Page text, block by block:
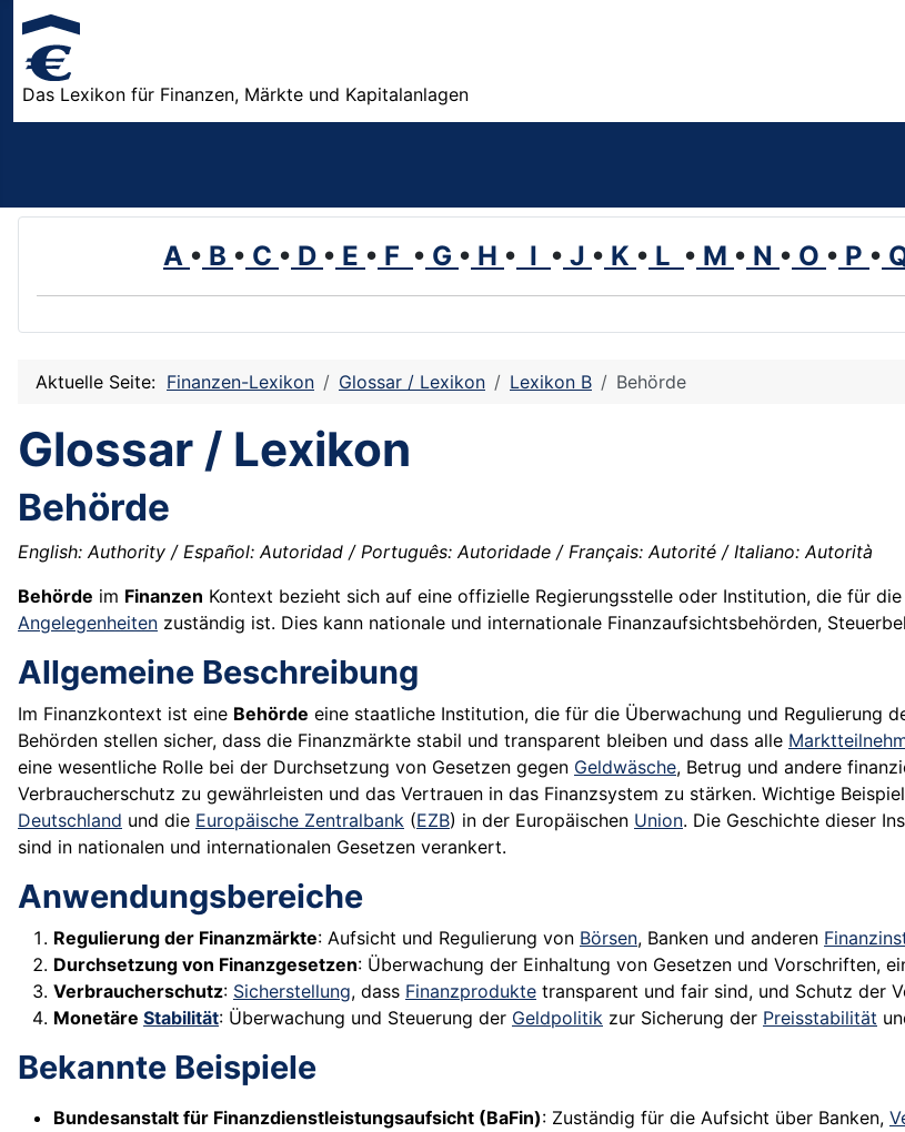
Das Lexikon für Finanzen, Märkte und Kapitalanlagen
A • B • C • D • E • F • G • H • I • J • K • L • M • N • O • P •
Aktuelle Seite: Finanzen-Lexikon Glossar / Lexikon Lexikon B Behörde
Glossar / Lexikon
Behörde
English: Authority / Español: Autoridad / Português: Autoridade / Français: Autorité / Italiano: Autorità
Behörde im Finanzen Kontext bezieht sich auf eine offizielle Regierungsstelle oder Institution, die für die
Angelegenheiten zuständig ist. Dies kann nationale und internationale Finanzaufsichtsbehörden,
Allgemeine Beschreibung
Im Finanzkontext ist eine Behörde eine staatliche Institution, die für die Überwachung und Regulierung
Behörden stellen sicher, dass die Finanzmärkte stabil und transparent bleiben und dass alle
eine wesentliche Rolle bei der Durchsetzung von Gesetzen gegen Geldwäsche, Betrug und andere
Verbraucherschutz zu gewährleisten und das Vertrauen in das Finanzsystem zu stärken. Wichtige
Deutschland und die Europäische Zentralbank (EZB) in der Europäischen Union. Die Geschichte dieser
sind in nationalen und internationalen Gesetzen verankert.
Anwendungsbereiche
Regulierung der Finanzmärkte: Aufsicht und Regulierung von Börsen, Banken und anderen
Durchsetzung von Finanzgesetzen: Überwachung der Einhaltung von Gesetzen und Vorschriften,
Verbraucherschutz: Sicherstellung, dass Finanzprodukte transparent und fair sind, und Schutz der
Monetäre Stabilität: Überwachung und Steuerung der Geldpolitik zur Sicherung der Preisstabilität
Bekannte Beispiele
Bundesanstalt für Finanzdienstleistungsaufsicht (BaFin): Zuständig für die Aufsicht über Banken,